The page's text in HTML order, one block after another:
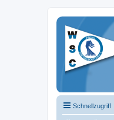
Schnellzugriff